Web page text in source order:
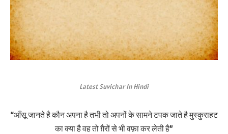
Latest Suvichar In Hindi
“आँसू जानते है कौन अपना है तभी तो अपनों के सामने टपक जाते है मुस्कुराहट
का क्या है वह तो ग़ैरों से भी वफ़ा कर लेती है”